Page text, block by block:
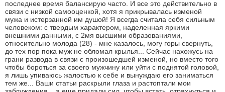
последнее время балансирую часто. И все это действительно в
связи с низкой самооценкой, хотя я прикрывалась изменой
мужа и истерзанной им душой! Я всегда считала себя сильным
человеком: с твердым характером, наделенная яркими
внешними данными, с 2мя высшими образованиями,
относительно молода (28) - мне казалось, могу горы свернуть,
до тех пор пока муж не обломал крылья... Сейчас нахожусь на
грани развода в связи с произошедшей изменой, но вместо того
чтобы бороться за своего мужчину или уйти с поднятой головой,
я лишь упиваюсь жалостью к себе и вынуждаю его заниматься
тем же... Ваши статьи раскрыли глаза и растоптали мои